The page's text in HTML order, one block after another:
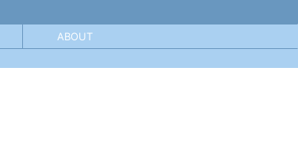
ABOUT